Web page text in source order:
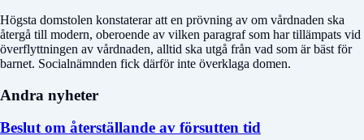
Högsta domstolen konstaterar att en prövning av om vårdnaden ska
återgå till modern, oberoende av vilken paragraf som har tillämpats vid
överflyttningen av vårdnaden, alltid ska utgå från vad som är bäst för
barnet. Socialnämnden fick därför inte överklaga domen.
Andra nyheter
Beslut om återställande av försutten tid